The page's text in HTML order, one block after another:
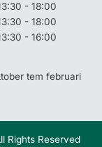
- 18:00
- 18:00
- 16:00
tem februari
Rights Reserved